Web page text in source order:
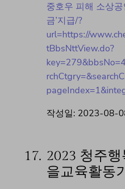
중호우 피해 소상공
금’지급/?
url=https://
tBbsNttView.do?
작성일: 2023-08-
17. 2023 청주
을교육활동